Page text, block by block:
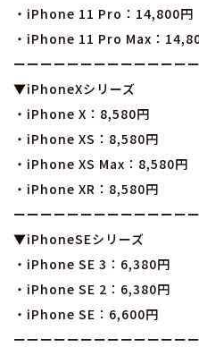
・iPhone 11 Pro：14,800円
・iPhone 11 Pro Max：
ーーーーーーーーーーーーーー
▼iPhoneXシリーズ
・iPhone X：8,580円
・iPhone XS：8,580円
・iPhone XS Max：8,580円
・iPhone XR：8,580円
ーーーーーーーーーーーーーー
▼iPhoneSEシリーズ
・iPhone SE 3：6,380円
・iPhone SE 2：6,380円
・iPhone SE：6,600円
ーーーーーーーーーーーーーー